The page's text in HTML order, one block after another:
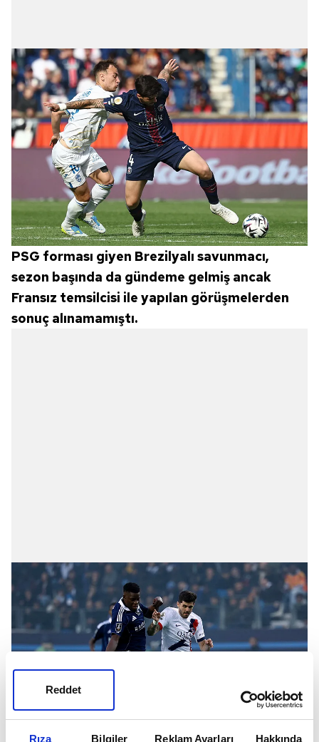
Rıza Bilgiler Reklam Ayarları Hakkında
Reddet
PSG forması giyen Brezilyalı savunmacı,
sezon başında da gündeme gelmiş ancak
Fransız temsilcisi ile yapılan görüşmelerden
sonuç alınamamıştı.